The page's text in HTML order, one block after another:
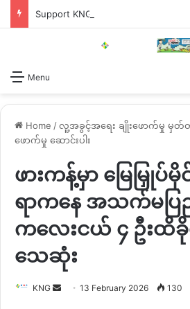
Support KNG
Menu
Home /လူ့အခွင့်အရေး ချိုးဖောက်မှု မှတ်
ဖောက်မှု ဆောင်းပါး
ဖားကန့်မှာ မြေမြှုပ်
ရာကနေ အသက်မပ
ကလေးငယ် ၄ ဦးထိခို
သေဆုံး
KNG
Send13 February 2026 130